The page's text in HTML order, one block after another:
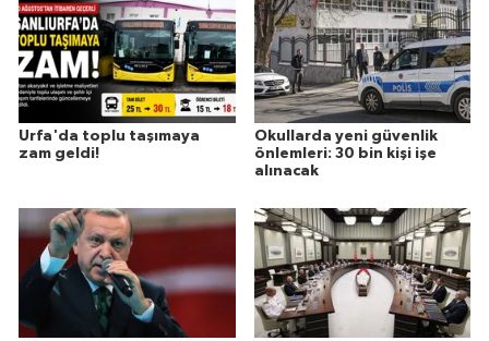
Urfa'da toplu taşımaya
zam geldi!
Okullarda yeni güvenlik
önlemleri: 30 bin kişi işe
alınacak